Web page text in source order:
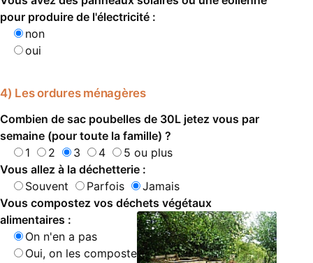
pour produire de l'électricité :
non
oui
4) Les ordures ménagères
Combien de sac poubelles de 30L jetez vous par
semaine (pour toute la famille) ?
1
2 3 4
5 ou plus
Vous allez à la déchetterie :
Souvent
Parfois
Jamais
Vous compostez vos déchets végétaux
alimentaires :
On n'en a pas
Oui, on les composte